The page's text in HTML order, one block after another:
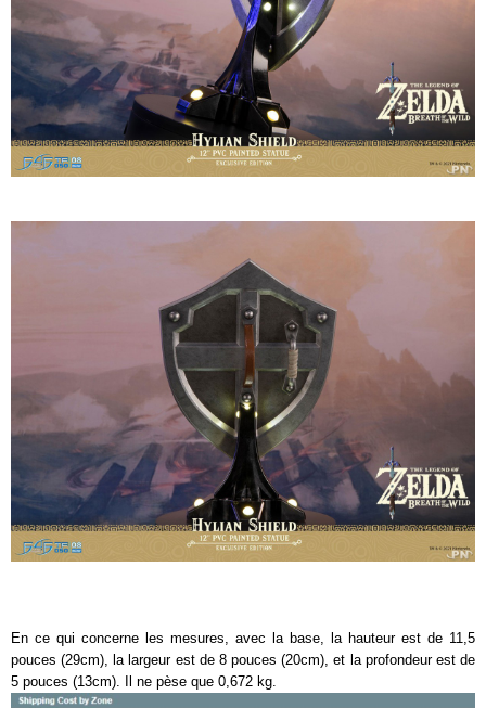
En ce qui concerne les mesures, avec la base, la hauteur est de 11,5
pouces (29cm), la largeur est de 8 pouces (20cm), et la profondeur est de
5 pouces (13cm). Il ne pèse que 0,672 kg.